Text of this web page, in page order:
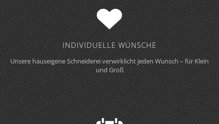
INDIVIDUELLE WÜNSCHE
Unsere hauseigene Schneiderei verwirklicht jeden Wunsch – für Klein
und Groß